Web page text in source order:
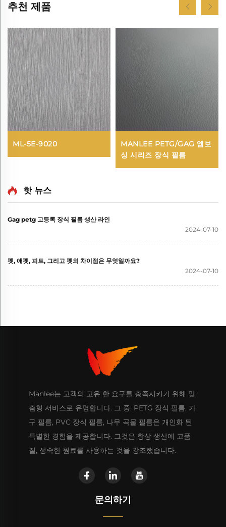
추천 제품
ML-5E-9020
MANLEE PETG/GAG 엠보
싱 시리즈 장식 필름
핫 뉴스
Gag petg 고등록 장식 필름 생산 라인
2024-07-10
펫, 애펫, 피트, 그리고 펫의 차이점은 무엇일까요?
2024-07-10
Manlee는 고객의 고유 한 요구를 충족시키기 위해 맞
춤형 서비스로 유명합니다. 그 중: PETG 장식 필름, 가
구 필름, PVC 장식 필름, 나무 곡물 필름은 개인화 된
특별한 경험을 제공합니다. 그것은 항상 생산에 고품
질, 성숙한 원료를 사용하는 것을 강조했습니다.
문의하기